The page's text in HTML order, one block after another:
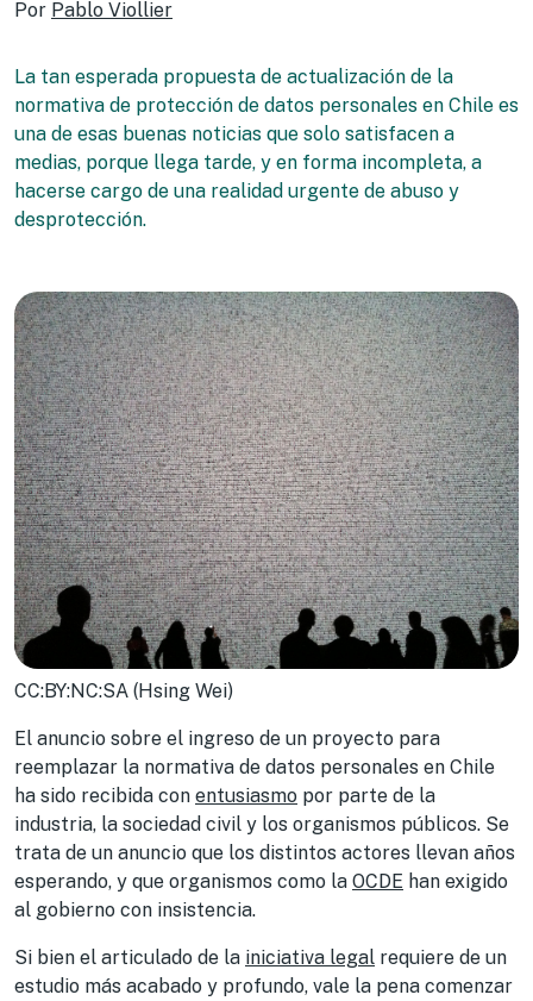
Por Pablo Viollier
La tan esperada propuesta de actualización de la
normativa de protección de datos personales en Chile es
una de esas buenas noticias que solo satisfacen a
medias, porque llega tarde, y en forma incompleta, a
hacerse cargo de una realidad urgente de abuso y
desprotección.
CC:BY:NC:SA (Hsing Wei)
El anuncio sobre el ingreso de un proyecto para
reemplazar la normativa de datos personales en Chile
ha sido recibida con entusiasmo por parte de la
industria, la sociedad civil y los organismos públicos. Se
trata de un anuncio que los distintos actores llevan años
esperando, y que organismos como la OCDE han exigido
al gobierno con insistencia.
Si bien el articulado de la iniciativa legal requiere de un
estudio más acabado y profundo, vale la pena comenzar